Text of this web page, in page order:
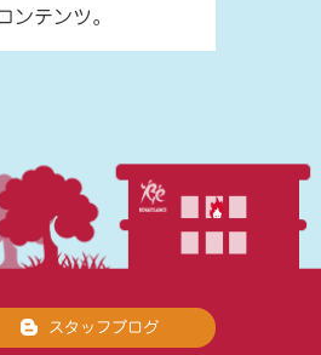
ンテンツ。
スタッフブログ